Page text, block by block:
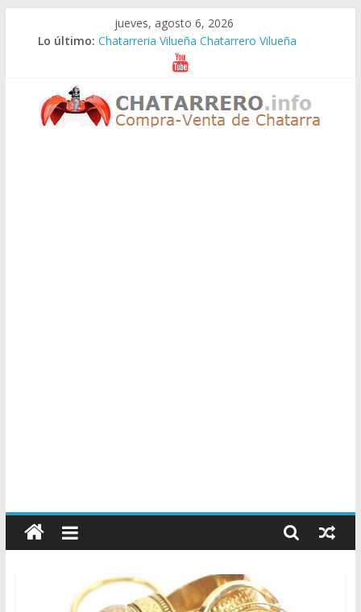
jueves, agosto 6, 2026
Lo último: Chatarreria Vilueña Chatarrero Vilueña
Chatarreria Zuera Chatarrero Zuera
Chatarreria Zaragoza Chatarrero Zaragoza
Chatarreria Zaida Chatarrero Zaida
Chatarreria Vistabella Chatarrero Vistabella
Chatarreros